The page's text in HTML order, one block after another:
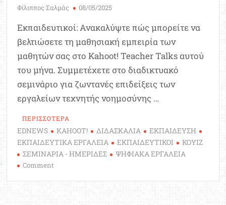
Φίλιππος Σαλμάς 08/05/2025
Εκπαιδευτικοί: Ανακαλύψτε πώς μπορείτε να
βελτιώσετε τη μαθησιακή εμπειρία των
μαθητών σας στο Kahoot! Teacher Talks αυτού
του μήνα. Συμμετέχετε στο διαδικτυακό
σεμινάριο για ζωντανές επιδείξεις των
εργαλείων τεχνητής νοημοσύνης …
ΠΕΡΙΣΣΟΤΕΡΑ
EDNEWS KAHOOT! ΔΙΔΑΣΚΑΛΙΑ
ΕΚΠΑΙΔΕΥΣΗ
ΕΚΠΑΙΔΕΥΤΙΚΑ ΕΡΓΑΛΕΙΑ
ΕΚΠΑΙΔΕΥΤΙΚΟΙ
ΚΟΥΙΖ
ΣΕΜΙΝΑΡΙΑ - ΗΜΕΡΙΔΕΣ
ΨΗΦΙΑΚΑ ΕΡΓΑΛΕΙΑ
Comment